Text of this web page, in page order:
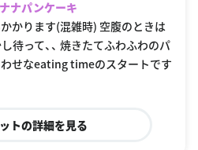
ナパンケーキ
かります(混雑時) 空腹のときは
待って、、 焼きたてふわふわのパ
あわせなeating timeのスタートです
トの詳細を見る